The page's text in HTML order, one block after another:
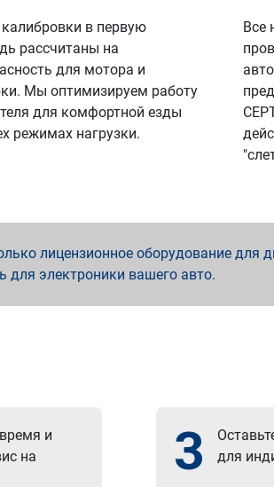
в первую
рассчитаны на
для мотора и
Мы оптимизируем работу
для комфортной езды
режимах нагрузки.
Все
лицензионное оборудование для
для электроники вашего авто.
и
на
3
для